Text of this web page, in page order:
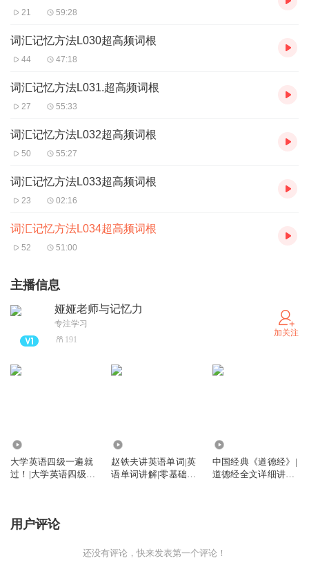
21 59:28
词汇记忆方法L030超高频词根
44 47:18
词汇记忆方法L031.超高频词根
27 55:33
词汇记忆方法L032超高频词根
50 55:27
词汇记忆方法L033超高频词根
23 02:16
词汇记忆方法L034超高频词根
52 51:00
主播信息
娅娅老师与记忆力
专注学习
191
加关注
大学英语四级一遍就
过！|大学英语四级单
赵铁夫讲英语单词|英
语单词讲解|零基础学
中国经典《道德经》|
道德经全文详细讲解
用户评论
还没有评论，快来发表第一个评论！